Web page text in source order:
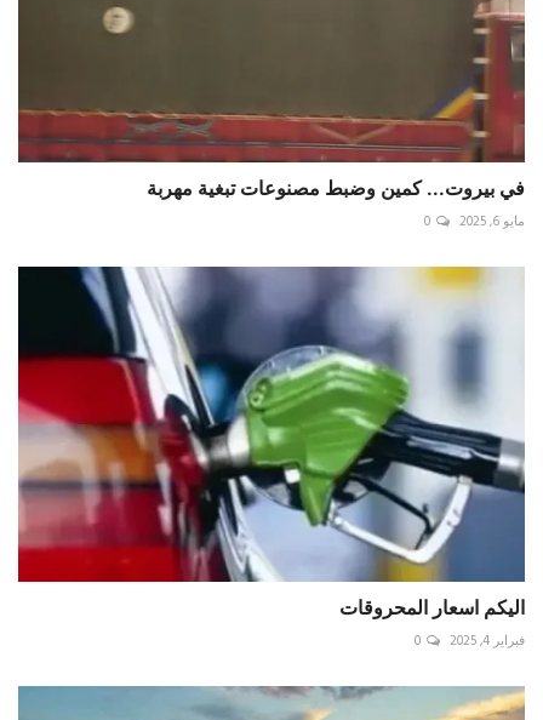
في بيروت... كمين وضبط مصنوعات تبغية مهربة
مايو 6, 2025 0
اليكم اسعار المحروقات
فبراير 4, 2025 0